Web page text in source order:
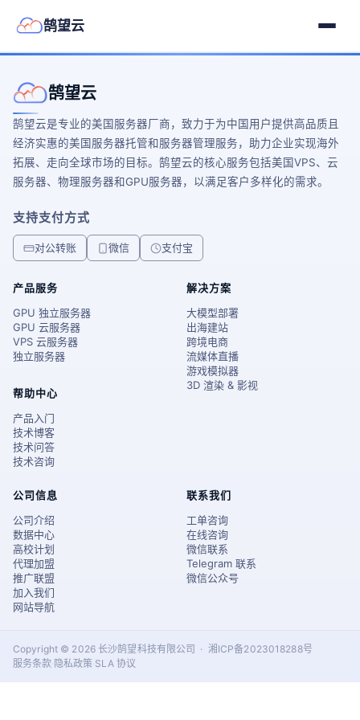
鹄望云
鹄望云
鹄望云是专业的美国服务器厂商，致力于为中国用户提供高品质且
经济实惠的美国服务器托管和服务器管理服务，助力企业实现海外
拓展、走向全球市场的目标。鹄望云的核心服务包括美国VPS、云
服务器、物理服务器和GPU服务器，以满足客户多样化的需求。
支持支付方式
对公转账 微信 支付宝
产品服务
GPU 独立服务器
GPU 云服务器
VPS 云服务器
独立服务器
帮助中心
产品入门
技术博客
技术问答
技术咨询
解决方案
大模型部署
出海建站
跨境电商
流媒体直播
游戏模拟器
3D 渲染 & 影视
公司信息
公司介绍
数据中心
高校计划
代理加盟
推广联盟
加入我们
网站导航
联系我们
工单咨询
在线咨询
微信联系
Telegram 联系
微信公众号
Copyright © 2026 长沙鹄望科技有限公司 · 湘ICP备2023018288号
服务条款· 隐私政策·SLA 协议